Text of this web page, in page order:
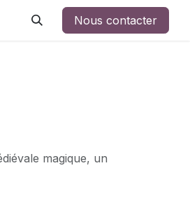
Nous contacter
magique, un